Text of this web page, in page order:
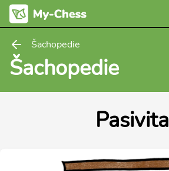
Šachopedie
Šachopedie
Pasivita